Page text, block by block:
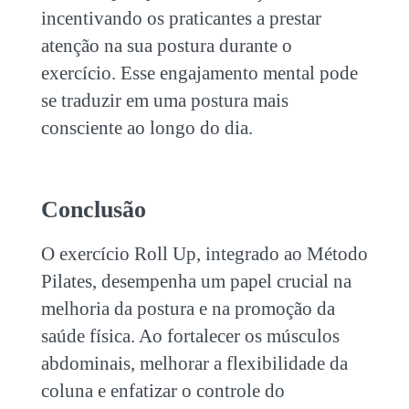
incentivando os praticantes a prestar
atenção na sua postura durante o
exercício. Esse engajamento mental pode
se traduzir em uma postura mais
consciente ao longo do dia.
Conclusão
O exercício Roll Up, integrado ao Método
Pilates, desempenha um papel crucial na
melhoria da postura e na promoção da
saúde física. Ao fortalecer os músculos
abdominais, melhorar a flexibilidade da
coluna e enfatizar o controle do